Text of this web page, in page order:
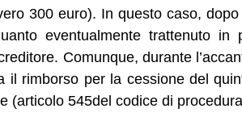
300 euro). In questo caso,
eventualmente trattenuto in
Comunque, durante
il rimborso per la cessione del
(articolo 545del codice di